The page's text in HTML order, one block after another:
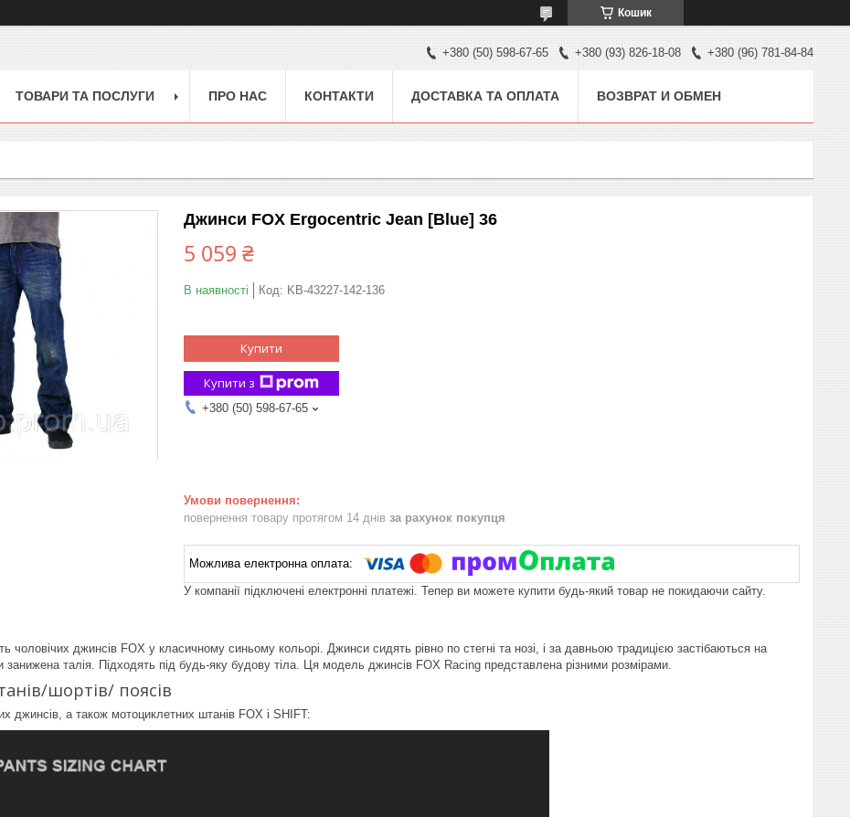
Кошик
+380 (50) 598-67-65 +380 (93) 826-18-08 +380 (96) 781-84-84
ТОВАРИ ТА ПОСЛУГИ ПРО НАС КОНТАКТИ ДОСТАВКА ТА ОПЛАТА ВОЗВРАТ И ОБМЕН
Джинси FOX Ergocentric Jean [Blue] 36
5 059 ₴
В наявності Код: KB-43227-142-136
Купити
Купити з
+380 (50) 598-67-65
повернення товару протягом 14 днів за рахунок покупця
У компанії підключені електронні платежі. Тепер ви можете купити будь-який товар не покидаючи сайту.
чоловічих джинсів FOX у класичному синьому кольорі. Джинси сидять рівно по стегні та нозі, і за давньою традицією застібаються на
занижена талія. Підходять під будь-яку будову тіла. Ця модель джинсів FOX Racing представлена різними розмірами.
шортів/ поясів
джинсів, а також мотоциклетних штанів FOX і SHIFT: